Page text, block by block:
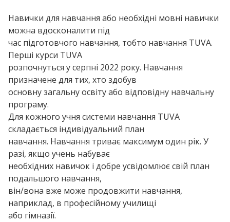
Навички для навчання або необхідні мовні навички
можна вдосконалити під
час підготовчого навчання, тобто навчання TUVA.
Перші курси TUVA
розпочнуться у серпні 2022 року. Навчання
призначене для тих, хто здобув
основну загальну освіту або відповідну навчальну
програму.
Для кожного учня системи навчання TUVA
складається індивідуальний план
навчання. Навчання триває максимум один рік. У
разі, якщо учень набуває
необхідних навичок і добре усвідомлює свій план
подальшого навчання,
він/вона вже може продовжити навчання,
наприклад, в професійному училищі
або гімназії.